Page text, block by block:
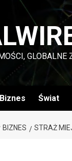
GLOBALNE
Biznes Świat
BIZNES STRAŻ